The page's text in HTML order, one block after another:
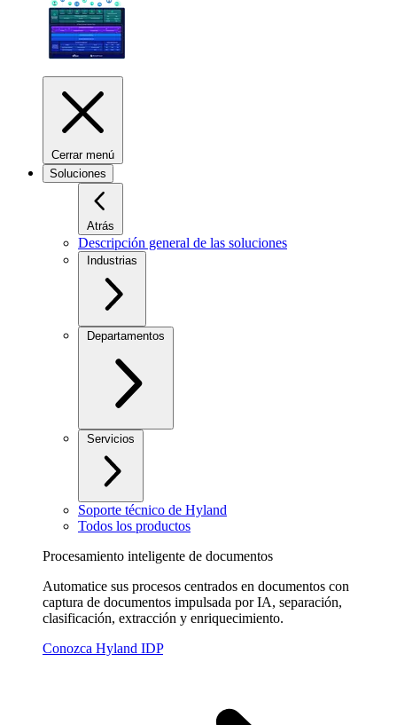
Cerrar menú
Soluciones
Atrás
Descripción general de las soluciones
Industrias
Departamentos
Servicios
Soporte técnico de Hyland
Todos los productos
Procesamiento inteligente de documentos
Automatice sus procesos centrados en documentos con
captura de documentos impulsada por IA, separación,
clasificación, extracción y enriquecimiento.
Conozca Hyland IDP